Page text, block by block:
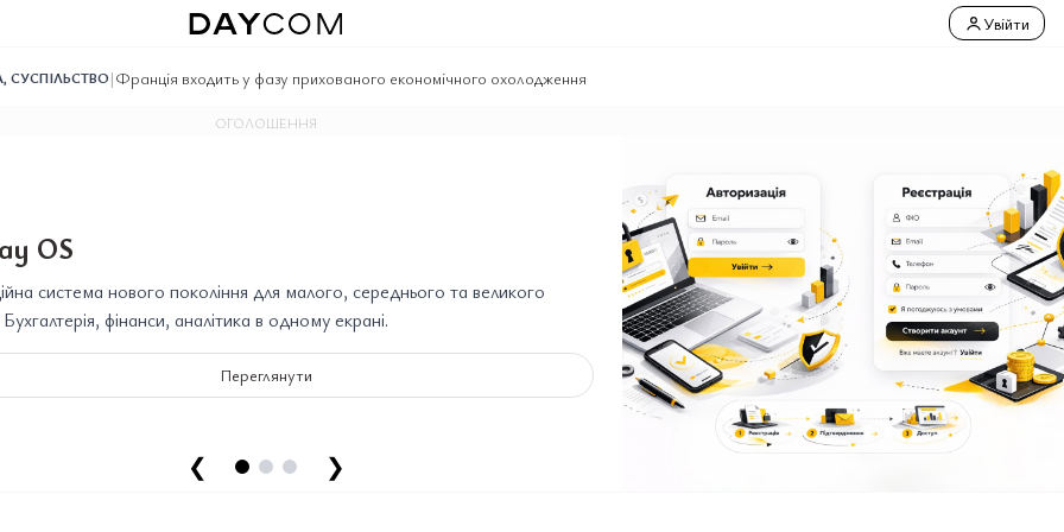
Увійти
, СУСПІЛЬСТВО|Франція входить у фазу прихованого економічного охолодження
ОГОЛОШЕННЯ
OS
система нового покоління для малого, середнього та великого
Бухгалтерія, фінанси, аналітика в одному екрані.
Переглянути
❮ ❯